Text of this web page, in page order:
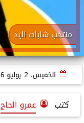
منتخب شابات اليد
الخميس، 2 يوليو 2026
كتب
عمرو الحاج